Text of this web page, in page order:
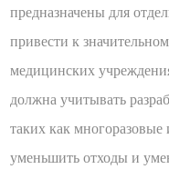
предназначены для
привести к
медицинских
должна учитывать
таких как
уменьшить отходы и